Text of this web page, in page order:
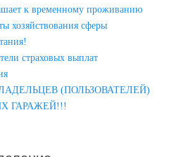
к временному проживанию
хозяйствования сферы
страховых выплат
(ПОЛЬЗОВАТЕЛЕЙ)
ГАРАЖЕЙ!!!